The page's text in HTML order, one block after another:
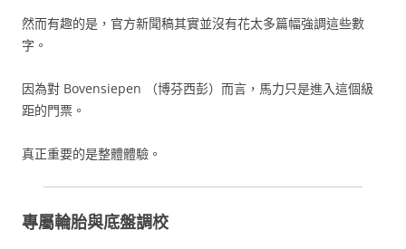
然而有趣的是，官方新聞稿其實並沒有花太多篇幅強調這些數
字。
因為對 Bovensiepen （博芬西彭）而言，馬力只是進入這個級
距的門票。
真正重要的是整體體驗。
專屬輪胎與底盤調校